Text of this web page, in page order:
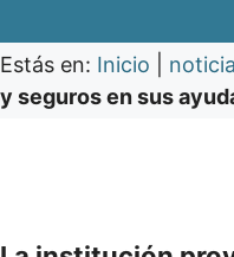
Estás en: Inicio
y seguros en sus